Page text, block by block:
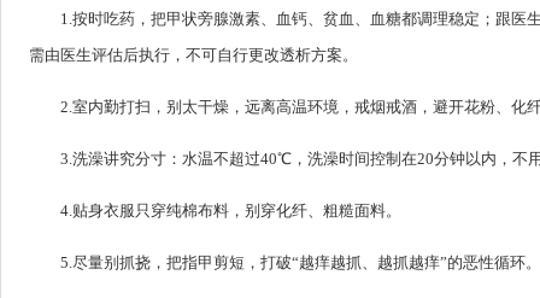
1.按时吃药，把甲状旁腺激素、血钙、贫血、血糖都调理稳定；跟
需由医生评估后执行，不可自行更改透析方案。
2.室内勤打扫，别太干燥，远离高温环境，戒烟戒酒，避开花粉、化
3.洗澡讲究分寸：水温不超过40℃，洗澡时间控制在20分钟以内，不
4.贴身衣服只穿纯棉布料，别穿化纤、粗糙面料。
5.尽量别抓挠，把指甲剪短，打破“越痒越抓、越抓越痒”的恶性循环。